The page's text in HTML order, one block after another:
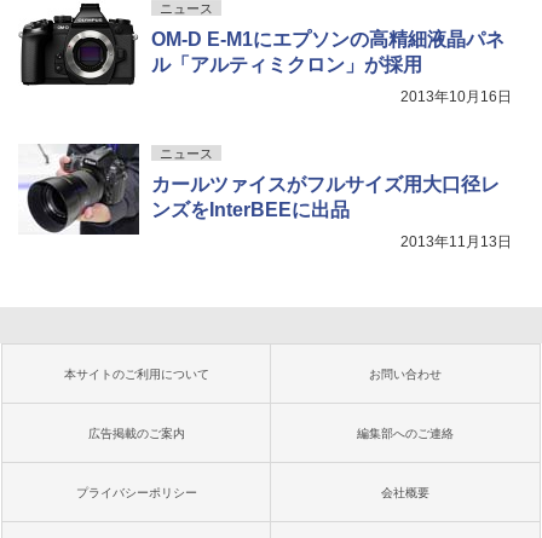
ニュース
OM-D E-M1にエプソンの高精細液晶パネ
ル「アルティミクロン」が採用
2013年10月16日
ニュース
カールツァイスがフルサイズ用大口径レ
ンズをInterBEEに出品
2013年11月13日
本サイトのご利用について お問い合わせ
広告掲載のご案内 編集部へのご連絡
プライバシーポリシー 会社概要